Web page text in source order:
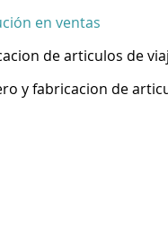
en ventas
de articulos de
y fabricacion de